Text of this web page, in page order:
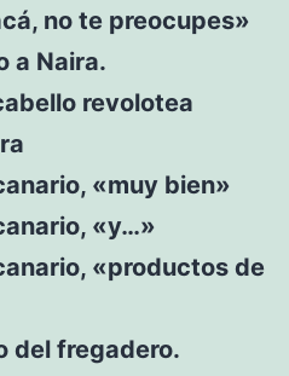
no te preocupes»
a Naira.
revolotea
«muy bien»
«y…»
«productos de
del fregadero.